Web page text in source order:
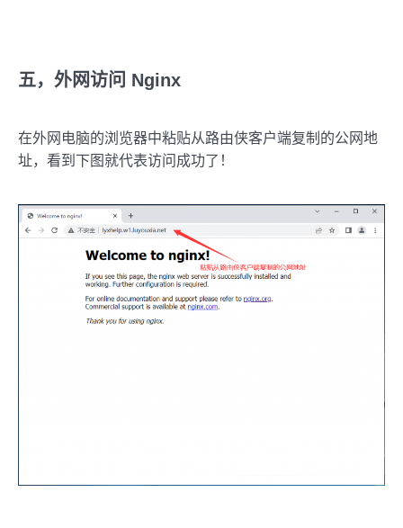
五，外网访问 Nginx
在外网电脑的浏览器中粘贴从路由侠客户端复制的公网地
址，看到下图就代表访问成功了！